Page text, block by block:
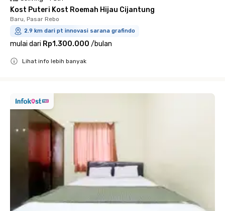
Kost Puteri Kost Roemah Hijau Cijantung
Baru, Pasar Rebo
2.9 km dari pt innovasi sarana grafindo
mulai dari Rp1.300.000 /bulan
Lihat info lebih banyak